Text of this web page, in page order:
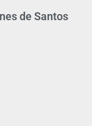
de Santos